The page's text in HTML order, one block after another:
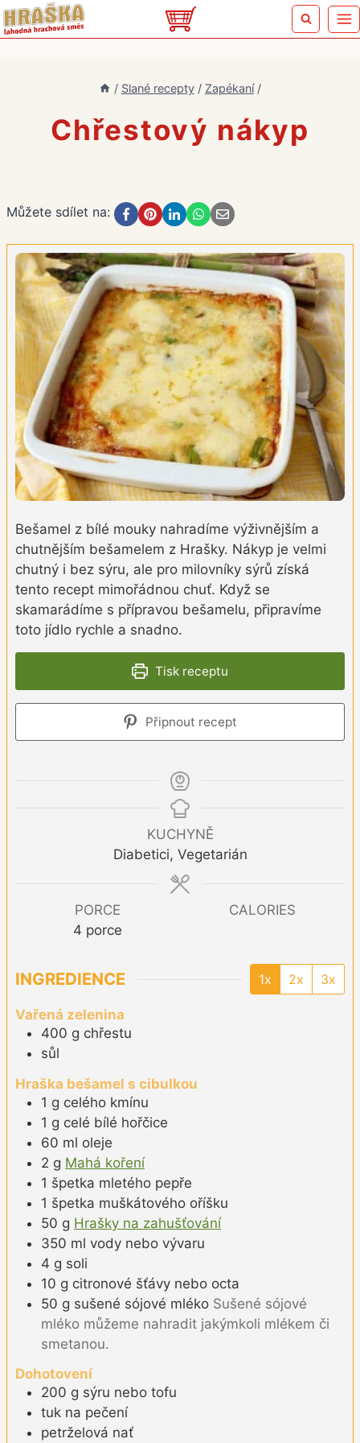
Přeskočit
na
/ Slané recepty / Zapékaní /
Chřestový nákyp
Můžete sdílet na:
Bešamel z bílé mouky nahradíme výživnějším a
chutnějším bešamelem z Hrašky. Nákyp je velmi
chutný i bez sýru, ale pro milovníky sýrů získá
tento recept mimořádnou chuť. Když se
skamarádíme s přípravou bešamelu, připravíme
toto jídlo rychle a snadno.
Tisk receptu
Připnout recept
KUCHYNĚ
Diabetici, Vegetarián
PORCE
4 porce
CALORIES
INGREDIENCE 1x 2x 3x
Vařená zelenina
400 g chřestu
sůl
Hraška bešamel s cibulkou
1 g celého kmínu
1 g celé bílé hořčice
60 ml oleje
2 g Mahá koření
1 špetka mletého pepře
1 špetka muškátového oříšku
50 g Hrašky na zahušťování
350 ml vody nebo vývaru
4 g soli
10 g citronové šťávy nebo octa
50 g sušené sójové mléko Sušené sójové
mléko můžeme nahradit jakýmkoli mlékem či
smetanou.
Dohotovení
200 g sýru nebo tofu
tuk na pečení
petrželová nať